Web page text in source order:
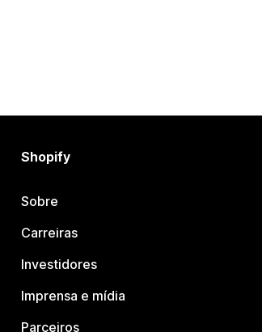
Shopify
Sobre
Carreiras
Investidores
Imprensa e mídia
Parceiros